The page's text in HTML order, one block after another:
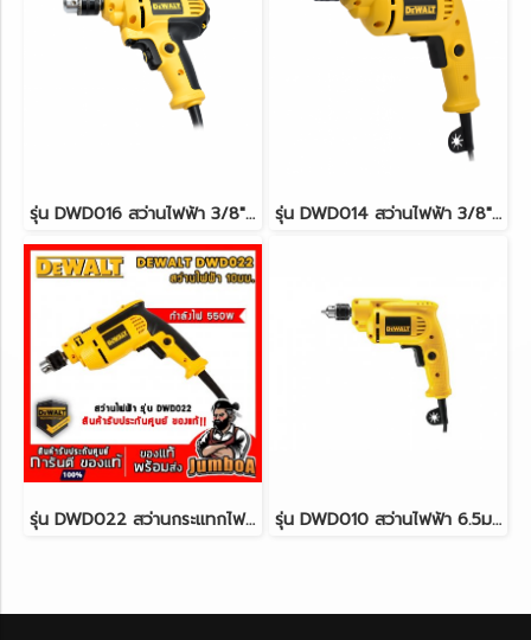
รุ่น DWD016 สว่านไฟฟ้า 3/8"(10มม.) 380W. DeWALT รุ่น DWD014 สว่านไฟฟ้า 3/8"(10มม.) 550W. DeWALT
รุ่น DWD022 สว่านกระแทกไฟฟ้า 3/8"(10มม.) 550W. DeWALT รุ่น DWD010 สว่านไฟฟ้า 6.5มม. 380W. DeWALT